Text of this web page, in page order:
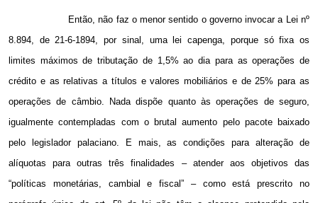
Então, não faz o menor sentido o governo invocar a Lei nº
8.894, de 21-6-1894, por sinal, uma lei capenga, porque só fixa os
limites máximos de tributação de 1,5% ao dia para as operações de
crédito e as relativas a títulos e valores mobiliários e de 25% para as
operações de câmbio. Nada dispõe quanto às operações de seguro,
igualmente contempladas com o brutal aumento pelo pacote baixado
pelo legislador palaciano. E mais, as condições para alteração de
alíquotas para outras três finalidades – atender aos objetivos das
“políticas monetárias, cambial e fiscal” – como está prescrito no